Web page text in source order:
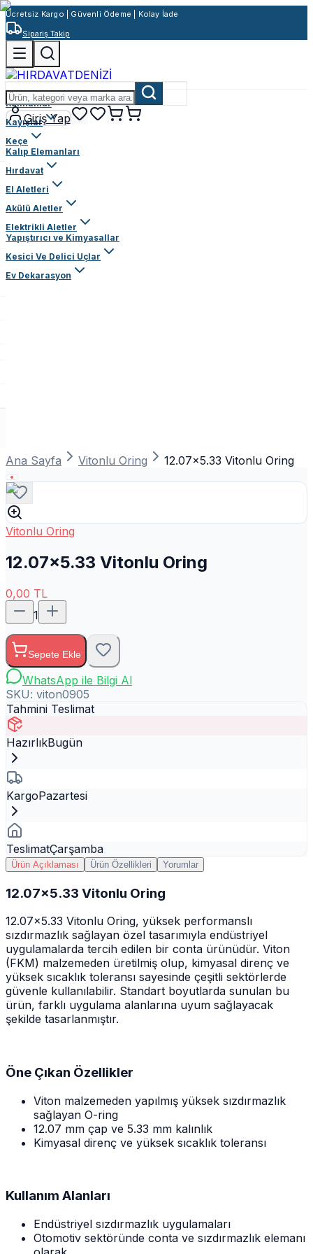
Ücretsiz Kargo | Güvenli Ödeme | Kolay İade
Sipariş Takip
Giriş Yap
Rulmanlar
Kayışlar
Keçe
Kalıp Elemanları
Hırdavat
El Aletleri
Akülü Aletler
Elektrikli Aletler
Yapıştırıcı ve Kimyasallar
Kesici Ve Delici Uçlar
Ev Dekarasyon
Ana Sayfa Vitonlu Oring 12.07x5.33 Vitonlu Oring
Vitonlu Oring
12.07x5.33 Vitonlu Oring
0,00 TL
1
Sepete Ekle
WhatsApp ile Bilgi Al
SKU: viton0905
Tahmini Teslimat
HazırlıkBugün
KargoPazartesi
TeslimatÇarşamba
Ürün Açıklaması Ürün Özellikleri Yorumlar
12.07x5.33 Vitonlu Oring
12.07x5.33 Vitonlu Oring, yüksek performanslı
sızdırmazlık sağlayan özel tasarımıyla endüstriyel
uygulamalarda tercih edilen bir conta ürünüdür. Viton
(FKM) malzemeden üretilmiş olup, kimyasal direnç ve
yüksek sıcaklık toleransı sayesinde çeşitli sektörlerde
güvenle kullanılabilir. Standart boyutlarda sunulan bu
ürün, farklı uygulama alanlarına uyum sağlayacak
şekilde tasarlanmıştır.
Öne Çıkan Özellikler
Viton malzemeden yapılmış yüksek sızdırmazlık
sağlayan O-ring
12.07 mm çap ve 5.33 mm kalınlık
Kimyasal direnç ve yüksek sıcaklık toleransı
Kullanım Alanları
Endüstriyel sızdırmazlık uygulamaları
Otomotiv sektöründe conta ve sızdırmazlık elemanı